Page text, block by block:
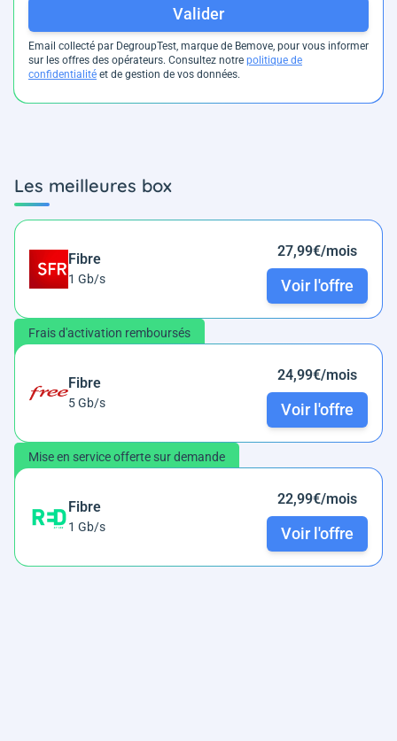
Valider
Email collecté par DegroupTest, marque de Bemove, pour vous informer
sur les offres des opérateurs. Consultez notre politique de
confidentialité et de gestion de vos données.
Les meilleures box
Fibre
1 Gb/s
27,99€/mois
Voir l'offre
Frais d'activation remboursés
Fibre
5 Gb/s
24,99€/mois
Voir l'offre
Mise en service offerte sur demande
Fibre
1 Gb/s
22,99€/mois
Voir l'offre